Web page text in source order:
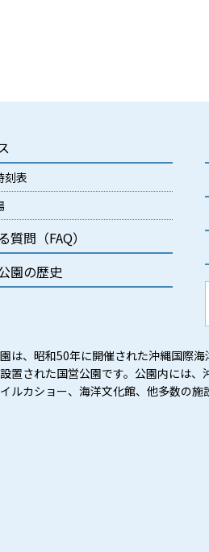
刻表
質問（FAQ）
園の歴史
は、昭和50年に開催された沖縄国際
置された国営公園です。公園内には
ルカショー、海洋文化館、他多数の施